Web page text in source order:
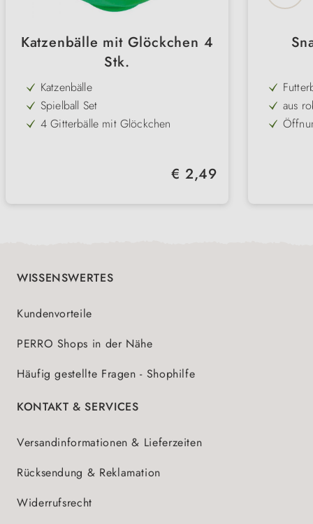
Katzenbälle mit Glöckchen 4
Stk.
Katzenbälle
Spielball Set
4 Gitterbälle mit Glöckchen
Regulärer Preis:
€ 2,49
aus
WISSENSWERTES
Kundenvorteile
PERRO Shops in der Nähe
Häufig gestellte Fragen - Shophilfe
KONTAKT & SERVICES
Versandinformationen & Lieferzeiten
Rücksendung & Reklamation
Widerrufsrecht